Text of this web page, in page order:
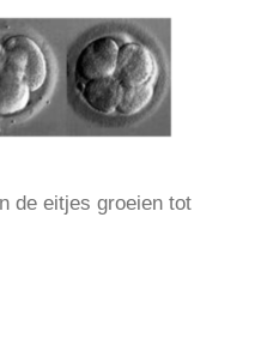
de eitjes groeien tot